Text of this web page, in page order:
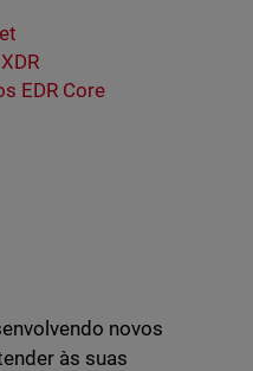
EDR Core
novos
às suas